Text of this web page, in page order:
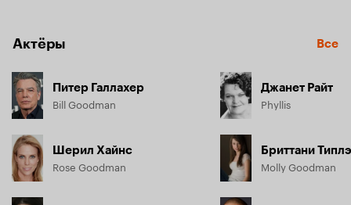
абсолютного спокойствия и благополучия. Но, увы, все
тайное когда-нибудь становиться явным: жены узнают о
жизни Билла…
Актёры Все
Питер Галлахер
Bill Goodman
Шерил Хайнс
Rose Goodman
Джанет Райт
Phyllis
Бриттани
Molly Goodman